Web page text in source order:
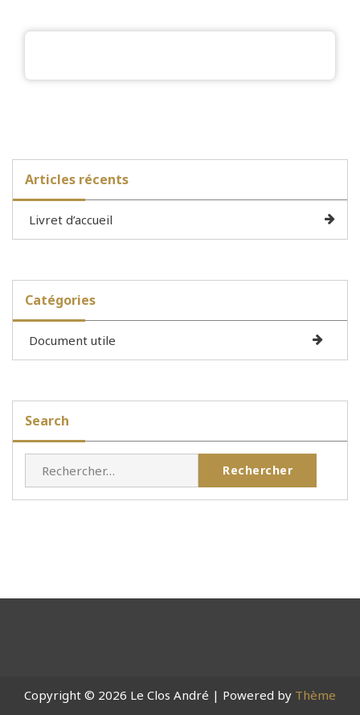
Articles récents
Livret d’accueil
Catégories
Document utile
Search
Copyright © 2026 Le Clos André | Powered by Thème